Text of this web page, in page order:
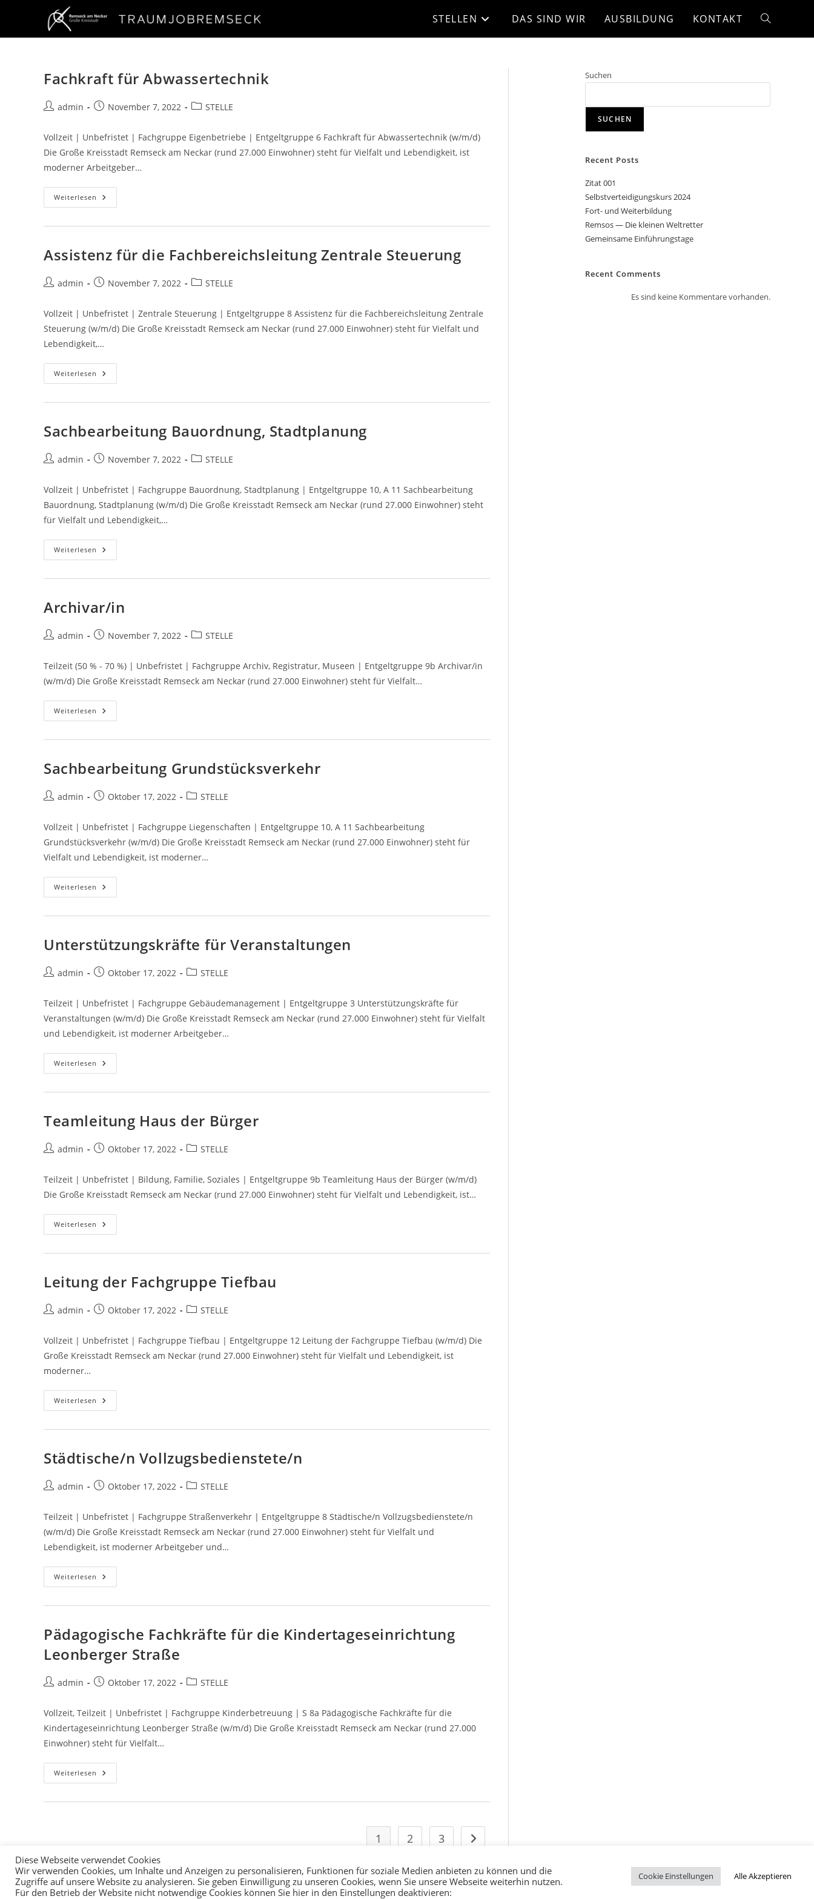
STELLEN DAS SIND WIR AUSBILDUNG KONTAKT
Fachkraft für Abwassertechnik
admin November 7, 2022 STELLE
Vollzeit | Unbefristet | Fachgruppe Eigenbetriebe | Entgeltgruppe 6 Fachkraft für Abwassertechnik (w/m/d)
Die Große Kreisstadt Remseck am Neckar (rund 27.000 Einwohner) steht für Vielfalt und Lebendigkeit, ist
moderner Arbeitgeber…
Weiterlesen
Assistenz für die Fachbereichsleitung Zentrale Steuerung
admin November 7, 2022 STELLE
Vollzeit | Unbefristet | Zentrale Steuerung | Entgeltgruppe 8 Assistenz für die Fachbereichsleitung Zentrale
Steuerung (w/m/d) Die Große Kreisstadt Remseck am Neckar (rund 27.000 Einwohner) steht für Vielfalt und
Lebendigkeit,…
Weiterlesen
Sachbearbeitung Bauordnung, Stadtplanung
admin November 7, 2022 STELLE
Vollzeit | Unbefristet | Fachgruppe Bauordnung, Stadtplanung | Entgeltgruppe 10, A 11 Sachbearbeitung
Bauordnung, Stadtplanung (w/m/d) Die Große Kreisstadt Remseck am Neckar (rund 27.000 Einwohner) steht
für Vielfalt und Lebendigkeit,…
Weiterlesen
Archivar/in
admin November 7, 2022 STELLE
Teilzeit (50 % - 70 %) | Unbefristet | Fachgruppe Archiv, Registratur, Museen | Entgeltgruppe 9b Archivar/in
(w/m/d) Die Große Kreisstadt Remseck am Neckar (rund 27.000 Einwohner) steht für Vielfalt…
Weiterlesen
Sachbearbeitung Grundstücksverkehr
admin Oktober 17, 2022 STELLE
Vollzeit | Unbefristet | Fachgruppe Liegenschaften | Entgeltgruppe 10, A 11 Sachbearbeitung
Grundstücksverkehr (w/m/d) Die Große Kreisstadt Remseck am Neckar (rund 27.000 Einwohner) steht für
Vielfalt und Lebendigkeit, ist moderner…
Weiterlesen
Unterstützungskräfte für Veranstaltungen
admin Oktober 17, 2022 STELLE
Teilzeit | Unbefristet | Fachgruppe Gebäudemanagement | Entgeltgruppe 3 Unterstützungskräfte für
Veranstaltungen (w/m/d) Die Große Kreisstadt Remseck am Neckar (rund 27.000 Einwohner) steht für Vielfalt
und Lebendigkeit, ist moderner Arbeitgeber…
Weiterlesen
Teamleitung Haus der Bürger
admin Oktober 17, 2022 STELLE
Teilzeit | Unbefristet | Bildung, Familie, Soziales | Entgeltgruppe 9b Teamleitung Haus der Bürger (w/m/d)
Die Große Kreisstadt Remseck am Neckar (rund 27.000 Einwohner) steht für Vielfalt und Lebendigkeit, ist…
Weiterlesen
Leitung der Fachgruppe Tiefbau
admin Oktober 17, 2022 STELLE
Vollzeit | Unbefristet | Fachgruppe Tiefbau | Entgeltgruppe 12 Leitung der Fachgruppe Tiefbau (w/m/d) Die
Große Kreisstadt Remseck am Neckar (rund 27.000 Einwohner) steht für Vielfalt und Lebendigkeit, ist
moderner…
Weiterlesen
Städtische/n Vollzugsbedienstete/n
admin Oktober 17, 2022 STELLE
Teilzeit | Unbefristet | Fachgruppe Straßenverkehr | Entgeltgruppe 8 Städtische/n Vollzugsbedienstete/n
(w/m/d) Die Große Kreisstadt Remseck am Neckar (rund 27.000 Einwohner) steht für Vielfalt und
Lebendigkeit, ist moderner Arbeitgeber und…
Weiterlesen
Pädagogische Fachkräfte für die Kindertageseinrichtung
Leonberger Straße
admin Oktober 17, 2022 STELLE
Vollzeit, Teilzeit | Unbefristet | Fachgruppe Kinderbetreuung | S 8a Pädagogische Fachkräfte für die
Kindertageseinrichtung Leonberger Straße (w/m/d) Die Große Kreisstadt Remseck am Neckar (rund 27.000
Einwohner) steht für Vielfalt…
Weiterlesen
1 2 3
Suchen
SUCHEN
Recent Posts
Zitat 001
Selbstverteidigungskurs 2024
Fort- und Weiterbildung
Remsos — Die kleinen Weltretter
Gemeinsame Einführungstage
Recent Comments
Es sind keine Kommentare vorhanden.
Impressum|Datenschutz|Designed by Paladin
Diese Webseite verwendet Cookies
Wir verwenden Cookies, um Inhalte und Anzeigen zu personalisieren, Funktionen für soziale Medien anbieten zu können und die
Zugriffe auf unsere Website zu analysieren. Sie geben Einwilligung zu unseren Cookies, wenn Sie unsere Webseite weiterhin nutzen.
Für den Betrieb der Website nicht notwendige Cookies können Sie hier in den Einstellungen deaktivieren:
Cookie Einstellungen Alle Akzeptieren